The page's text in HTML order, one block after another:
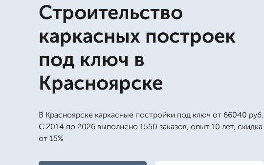
Строительство
каркасных построек
под ключ в
Красноярске
В Красноярске каркасные постройки под ключ от 66040 руб.
С 2014 по 2026 выполнено 1550 заказов, опыт 10 лет, скидка
от 15%